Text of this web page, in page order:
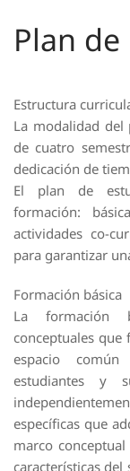
Plan
Estructura
La modalidad del
de cuatro
dedicación de
El plan de
formación:
actividades co-
para garantizar
Formación básica
La formación
conceptuales que
espacio
estudiantes y
específicas que
marco
características del